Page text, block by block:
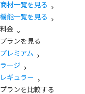
商材一覧を見る
機能一覧を見る
料金
プランを見る
プレミアム
ラージ
レギュラー
プランを比較する